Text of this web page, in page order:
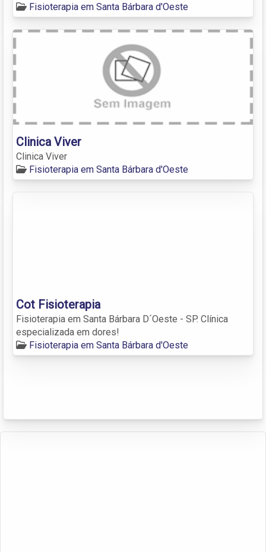
Fisioterapia em Santa Bárbara d'Oeste
Clinica Viver
Clinica Viver
Fisioterapia em Santa Bárbara d'Oeste
Cot Fisioterapia
Fisioterapia em Santa Bárbara D´Oeste - SP. Clínica
especializada em dores!
Fisioterapia em Santa Bárbara d'Oeste